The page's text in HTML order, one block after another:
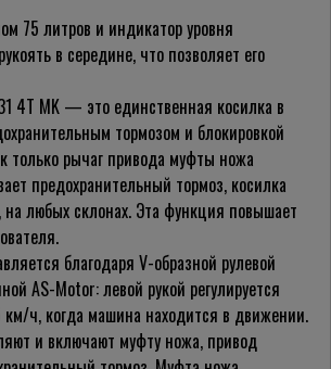
75 литров и индикатор уровня
в середине, что позволяет его
4T MK — это единственная косилка в
тормозом и блокировкой
только рычаг привода муфты ножа
предохранительный тормоз, косилка
на любых склонах. Эта функция повышает
благодаря V-образной рулевой
AS-Motor: левой рукой регулируется
км/ч, когда машина находится в движении.
и включают муфту ножа, привод